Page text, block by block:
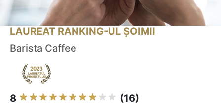
LAUREAT RANKING-UL ȘOIMII
Barista Caffee
8 (16)